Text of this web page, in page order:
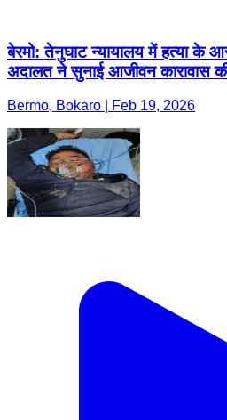
बेरमो: तेनुघाट न्यायालय में हत्या के
अदालत ने सुनाई आजीवन कारावास
Bermo, Bokaro | Feb 19, 2026